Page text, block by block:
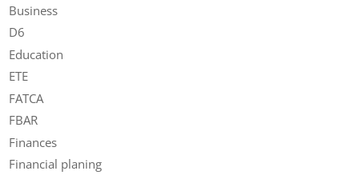
Business
D6
Education
ETE
FATCA
FBAR
Finances
Financial planing